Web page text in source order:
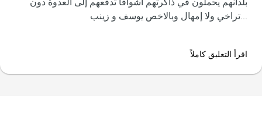
بلدانهم يحملون في ذاكرتهم أشواقا تدفعهم إلى العدوة دون
تراخي ولا إمهال وبالاخص يوسف و زينب...‬
اقرأ التعليق كاملاً